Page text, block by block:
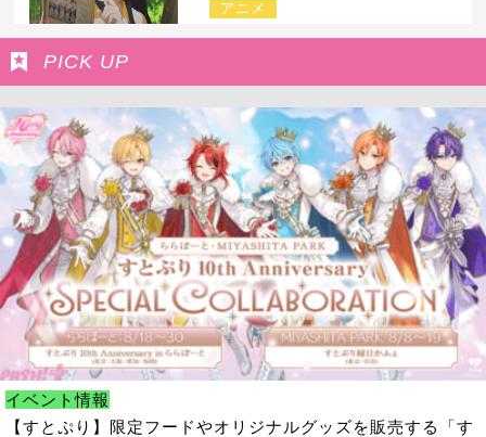
アニメ
PICK UP
イベント情報
【すとぷり】限定フードやオリジナルグッズを販売する「す